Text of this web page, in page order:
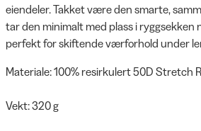
eiendeler. Takket være den smarte,
tar den minimalt med plass i ryggsekken
perfekt for skiftende værforhold under
Materiale: 100% resirkulert 50D Stretch
Vekt: 320 g